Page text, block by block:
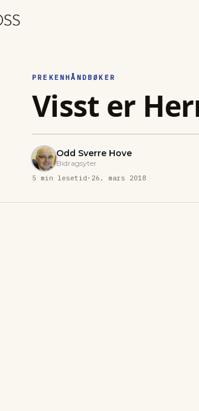
PREKENHÅNDBØKER
Visst er
Odd Sverre Hove
Bidragsyter
5 min lesetid · 26. mars 2018